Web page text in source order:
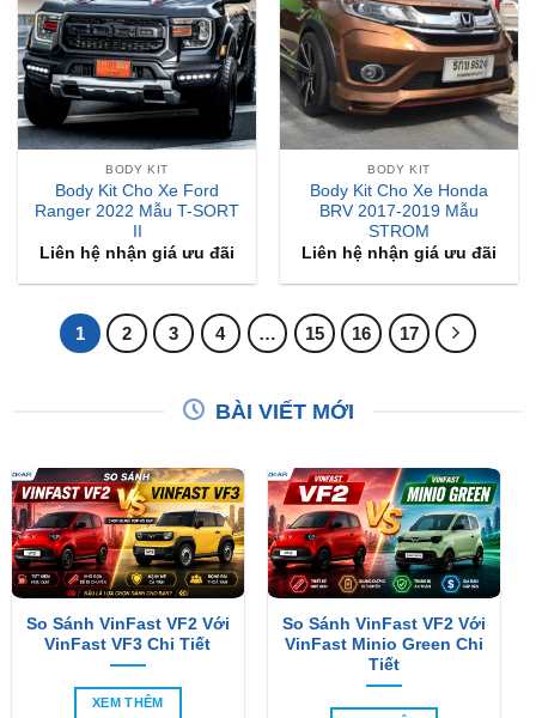
BODY KIT
Body Kit Cho Xe Ford
Ranger 2022 Mẫu T-SORT
II
Liên hệ nhận giá ưu đãi
BODY KIT
Body Kit Cho Xe Honda
BRV 2017-2019 Mẫu
STROM
Liên hệ nhận giá ưu đãi
1 2 3 4 … 15 16 17
BÀI VIẾT MỚI
So Sánh VinFast VF2 Với
VinFast VF3 Chi Tiết
XEM THÊM
So Sánh VinFast VF2 Với
VinFast Minio Green Chi
Tiết